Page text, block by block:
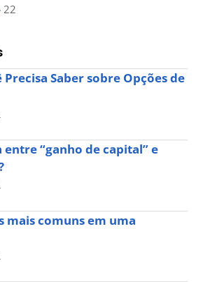
22
Precisa Saber sobre Opções de
“ganho de capital” e
mais comuns em uma